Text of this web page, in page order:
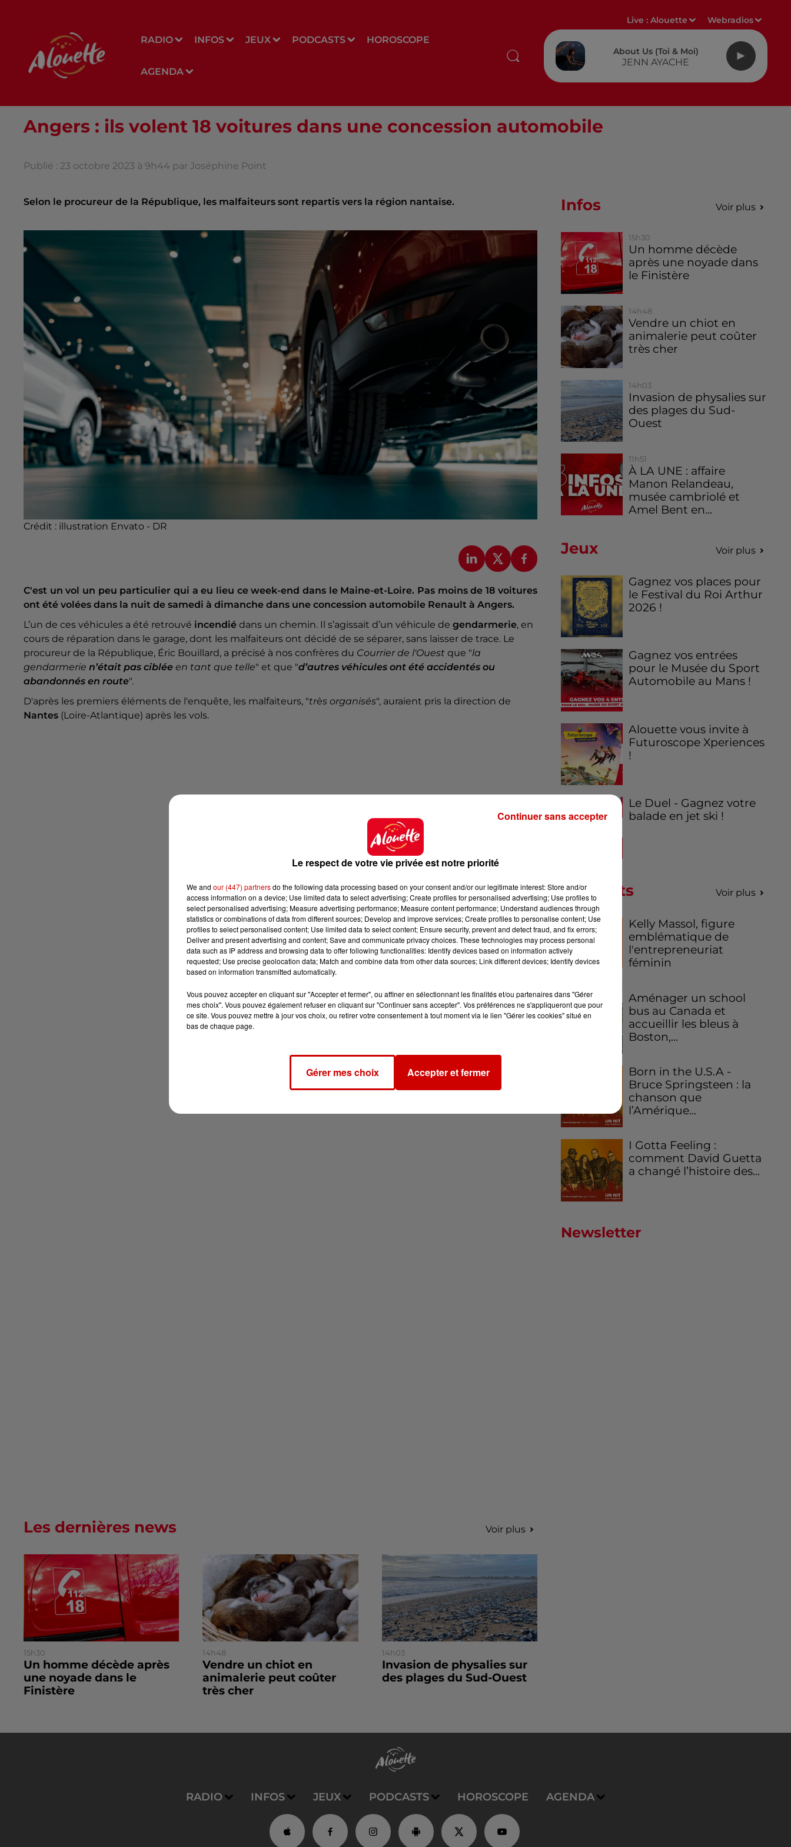
RADIO INFOS JEUX PODCASTS HOROSCOPE
AGENDA
Live :Alouette Webradios
About Us (toi & Moi)
JENN AYACHE
Angers : ils volent 18 voitures dans une concession automobile
Publié : 23 octobre 2023 à 9h44 par Joséphine Point
Selon le procureur de la République, les malfaiteurs sont repartis vers la région nantaise.
Crédit : illustration Envato - DR
C'est un vol un peu particulier qui a eu lieu ce week-end dans le Maine-et-Loire. Pas moins de 18 voitures
ont été volées dans la nuit de samedi à dimanche dans une concession automobile Renault à Angers.
L’un de ces véhicules a été retrouvé incendié dans un chemin. Il s’agissait d’un véhicule de gendarmerie, en
cours de réparation dans le garage, dont les malfaiteurs ont décidé de se séparer, sans laisser de trace. Le
procureur de la République, Éric Bouillard, a précisé à nos confrères du Courrier de l'Ouest que "la
gendarmerie n’était pas ciblée en tant que telle" et que "d’autres véhicules ont été accidentés ou
abandonnés en route".
D'après les premiers éléments de l'enquête, les malfaiteurs, "très organisés", auraient pris la direction de
Nantes (Loire-Atlantique) après les vols.
Infos Voir plus
15h30
Un homme décède
après une noyade dans
le Finistère
14h48
Vendre un chiot en
animalerie peut coûter
très cher
14h03
Invasion de physalies sur
des plages du Sud-
Ouest
11h51
À LA UNE : affaire
Manon Relandeau,
musée cambriolé et
Amel Bent en...
Jeux Voir plus
Gagnez vos places pour
le Festival du Roi Arthur
2026 !
Gagnez vos entrées
pour le Musée du Sport
Automobile au Mans !
Alouette vous invite à
Futuroscope Xperiences
!
Le Duel - Gagnez votre
balade en jet ski !
Podcasts Voir plus
Kelly Massol, figure
emblématique de
l'entrepreneuriat
féminin
Aménager un school
bus au Canada et
accueillir les bleus à
Boston,...
Born in the U.S.A -
Bruce Springsteen : la
chanson que
l’Amérique...
I Gotta Feeling :
comment David Guetta
a changé l’histoire des...
Newsletter
Les dernières news Voir plus
15h30
Un homme décède après
une noyade dans le
Finistère
14h48
Vendre un chiot en
animalerie peut coûter
très cher
14h03
Invasion de physalies sur
des plages du Sud-Ouest
RADIO INFOS JEUX PODCASTS HOROSCOPE AGENDA
Le respect de votre vie privée est notre priorité
We and our (447) partnersdo the following data processing based on your consent and/or our legitimate interest: Store and/or
access information on a device; Use limited data to select advertising; Create profiles for personalised advertising; Use profiles to
select personalised advertising; Measure advertising performance; Measure content performance; Understand audiences through
statistics or combinations of data from different sources; Develop and improve services; Create profiles to personalise content; Use
profiles to select personalised content; Use limited data to select content; Ensure security, prevent and detect fraud, and fix errors;
Deliver and present advertising and content; Save and communicate privacy choices. These technologies may process personal
data such as IP address and browsing data to offer following functionalities: Identify devices based on information actively
requested; Use precise geolocation data; Match and combine data from other data sources; Link different devices; Identify devices
based on information transmitted automatically.
Vous pouvez accepter en cliquant sur "Accepter et fermer", ou affiner en sélectionnant les finalités et/ou partenaires dans "Gérer
mes choix". Vous pouvez également refuser en cliquant sur "Continuer sans accepter". Vos préférences ne s'appliqueront que pour
ce site. Vous pouvez mettre à jour vos choix, ou retirer votre consentement à tout moment via le lien "Gérer les cookies" situé en
bas de chaque page.
Gérer mes choix Accepter et fermer
Continuer sans accepter